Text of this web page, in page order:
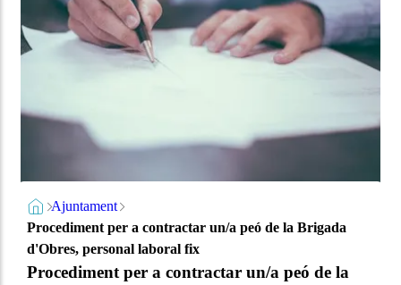
Ajuntament
Procediment per a contractar un/a peó de la Brigada
d'Obres, personal laboral fix
Procediment per a contractar un/a peó de la